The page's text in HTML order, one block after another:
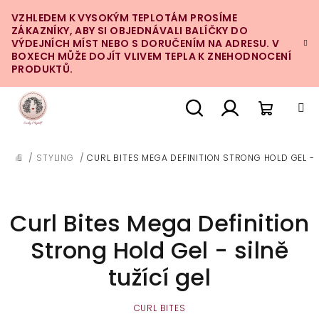
na
obsah
VZHLEDEM K VYSOKÝM TEPLOTÁM PROSÍME
ZÁKAZNÍKY, ABY SI OBJEDNÁVALI BALÍČKY DO
VÝDEJNÍCH MÍST NEBO S DORUČENÍM NA ADRESU. V
BOXECH MŮŽE DOJÍT VLIVEM TEPLA K ZNEHODNOCENÍ
PRODUKTŮ.
DOMŮ
/ STYLING / CURL BITES MEGA DEFINITION STRONG HOLD GEL -
Curl Bites Mega Definition
Strong Hold Gel - silně
tužící gel
CURL BITES